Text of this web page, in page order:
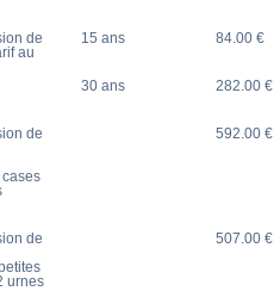
de
au
15 ans 84.00 €
30 ans 282.00 €
de
592.00 €
de
urnes
507.00 €